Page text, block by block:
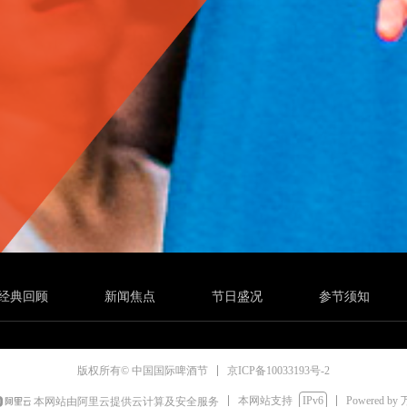
典回顾 新闻焦点 节日盛况 参节须知
版权所有© 中国国际啤酒节 京ICP备10033193号-2
本网站由阿里云提供云计算及安全服务 本网站支持 IPv6 Powered by